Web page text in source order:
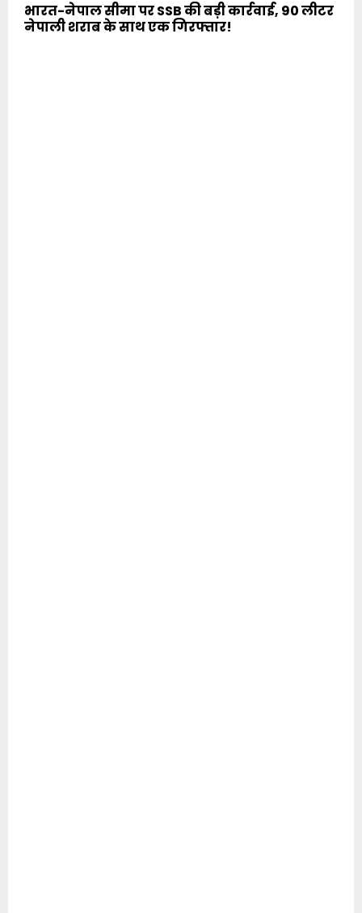
भारत-नेपाल सीमा पर SSB की बड़ी कार्रवाई, 90 लीटर
नेपाली शराब के साथ एक गिरफ्तार!